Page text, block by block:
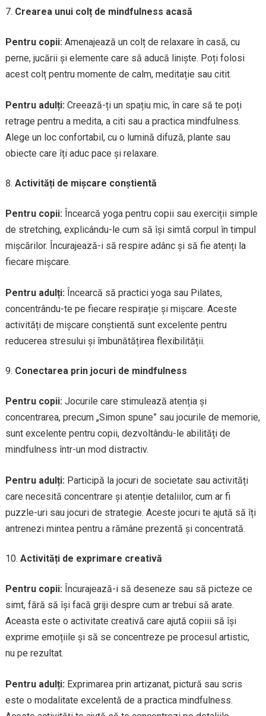
Crearea unui colț de mindfulness acasă
Pentru copii: Amenajează un colț de relaxare în casă, cu
perne, jucării și elemente care să aducă liniște. Poți folosi
acest colț pentru momente de calm, meditație sau citit.
Pentru adulți: Creează-ți un spațiu mic, în care să te poți
retrage pentru a medita, a citi sau a practica mindfulness.
Alege un loc confortabil, cu o lumină difuză, plante sau
obiecte care îți aduc pace și relaxare.
Activități de mișcare conștientă
Pentru copii: Încearcă yoga pentru copii sau exerciții simple
de stretching, explicându-le cum să își simtă corpul în timpul
mișcărilor. Încurajează-i să respire adânc și să fie atenți la
fiecare mișcare.
Pentru adulți: Încearcă să practici yoga sau Pilates,
concentrându-te pe fiecare respirație și mișcare. Aceste
activități de mișcare conștientă sunt excelente pentru
reducerea stresului și îmbunătățirea flexibilității.
Conectarea prin jocuri de mindfulness
Pentru copii: Jocurile care stimulează atenția și
concentrarea, precum „Simon spune” sau jocurile de memorie,
sunt excelente pentru copii, dezvoltându-le abilități de
mindfulness într-un mod distractiv.
Pentru adulți: Participă la jocuri de societate sau activități
care necesită concentrare și atenție detaliilor, cum ar fi
puzzle-uri sau jocuri de strategie. Aceste jocuri te ajută să îți
antrenezi mintea pentru a rămâne prezentă și concentrată.
Activități de exprimare creativă
Pentru copii: Încurajează-i să deseneze sau să picteze ce
simt, fără să își facă griji despre cum ar trebui să arate.
Aceasta este o activitate creativă care ajută copiii să își
exprime emoțiile și să se concentreze pe procesul artistic,
nu pe rezultat.
Pentru adulți: Exprimarea prin artizanat, pictură sau scris
este o modalitate excelentă de a practica mindfulness.